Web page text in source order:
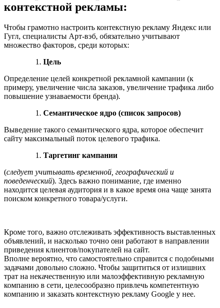
контекстной рекламы:
Чтобы грамотно настроить контекстную рекламу Яндекс или
Гугл, специалисты Арт-вэб, обязательно учитывают
множество факторов, среди которых:
Цель
Определение целей конкретной рекламной кампании (к
примеру, увеличение числа заказов, увеличение трафика либо
повышение узнаваемости бренда).
Семантическое ядро (список запросов)
Выведение такого семантического ядра, которое обеспечит
сайту максимальный поток целевого трафика.
Таргетинг кампании
(следует учитывать временной, географический и
поведенческий). Здесь важно понимание, где именно
находится целевая аудитория и в какое время она чаще занята
поиском конкретного товара/услуги.
Кроме того, важно отслеживать эффективность выставленных
объявлений, и насколько точно они работают в направлении
приведения клиентов/покупателей на сайт.
Вполне вероятно, что самостоятельно справится с подобными
задачами довольно сложно. Чтобы защититься от излишних
трат на некачественную или малоэффективную рекламную
компанию в сети, целесообразно привлечь компетентную
компанию и заказать контекстную рекламу Google у нее.